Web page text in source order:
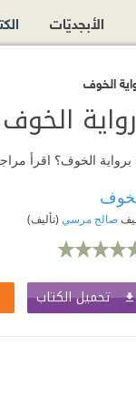
الخوف
الخوف
برواية الخوف؟ اقرأ
اشترك الآن
صالح مرسي (تأليف)
تحميل الكتاب
الأبجديّات